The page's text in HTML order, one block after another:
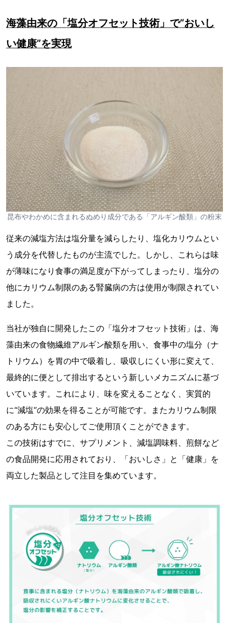
海藻由来の「塩分オフセット技術」で“おいし
い健康”を実現
昆布やわかめに含まれるぬめり成分である「アルギン酸類」の粉末
従来の減塩方法は塩分量を減らしたり、塩化カリウムとい
う成分を代替したものが主流でした。しかし、これらは味
が薄味になり食事の満足度が下がってしまったり、塩分の
他にカリウム制限のある腎臓病の方は使用が制限されてい
ました。
当社が独自に開発したこの「塩分オフセット技術」は、海
藻由来の食物繊維アルギン酸類を用い、食事中の塩分（ナ
トリウム）を胃の中で吸着し、吸収しにくい形に変えて、
最終的に便として排出するという新しいメカニズムに基づ
いています。これにより、味を変えることなく、実質的
に“減塩”の効果を得ることが可能です。またカリウム制限
のある方にも安心してご使用頂くことができます。
この技術はすでに、サプリメント、減塩調味料、煎餅など
の食品開発に応用されており、「おいしさ」と「健康」を
両立した製品として注目を集めています。